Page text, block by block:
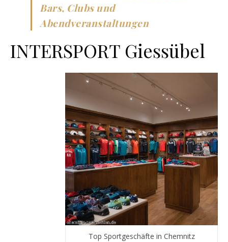
Bars, Clubs und
Abendveranstaltungen
INTERSPORT Giessübel
Top Sportgeschäfte in Chemnitz